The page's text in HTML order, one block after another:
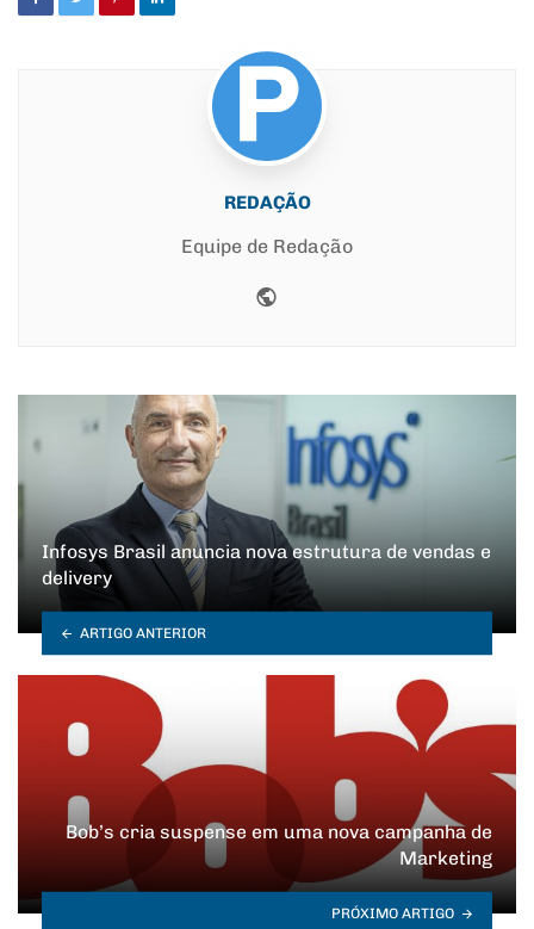
REDAÇÃO
Equipe de Redação
Infosys Brasil anuncia nova estrutura de vendas e
delivery
ARTIGO ANTERIOR
Bob’s cria suspense em uma nova campanha de
Marketing
PRÓXIMO ARTIGO